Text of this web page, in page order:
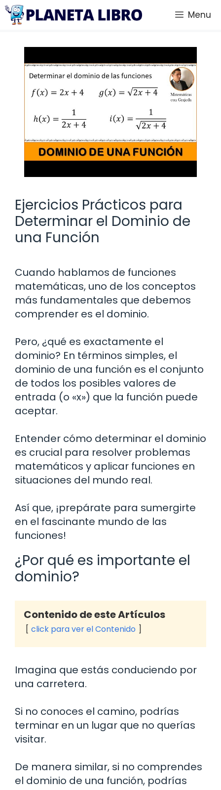
Saltar
Menu
Ejercicios Prácticos para
Determinar el Dominio de
una Función
Cuando hablamos de funciones
matemáticas, uno de los conceptos
más fundamentales que debemos
comprender es el dominio.
Pero, ¿qué es exactamente el
dominio? En términos simples, el
dominio de una función es el conjunto
de todos los posibles valores de
entrada (o «x») que la función puede
aceptar.
Entender cómo determinar el dominio
es crucial para resolver problemas
matemáticos y aplicar funciones en
situaciones del mundo real.
Así que, ¡prepárate para sumergirte
en el fascinante mundo de las
funciones!
¿Por qué es importante el
dominio?
Contenido de este Artículos
click para ver el Contenido
Imagina que estás conduciendo por
una carretera.
Si no conoces el camino, podrías
terminar en un lugar que no querías
visitar.
De manera similar, si no comprendes
el dominio de una función, podrías